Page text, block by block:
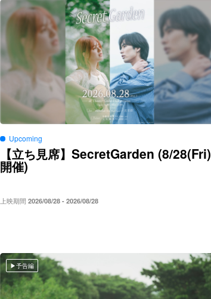
Upcoming
【立ち見席】 SecretGarden (8/28(Fri)
開催)
上映期間 2026/08/28 - 2026/08/28
予告編